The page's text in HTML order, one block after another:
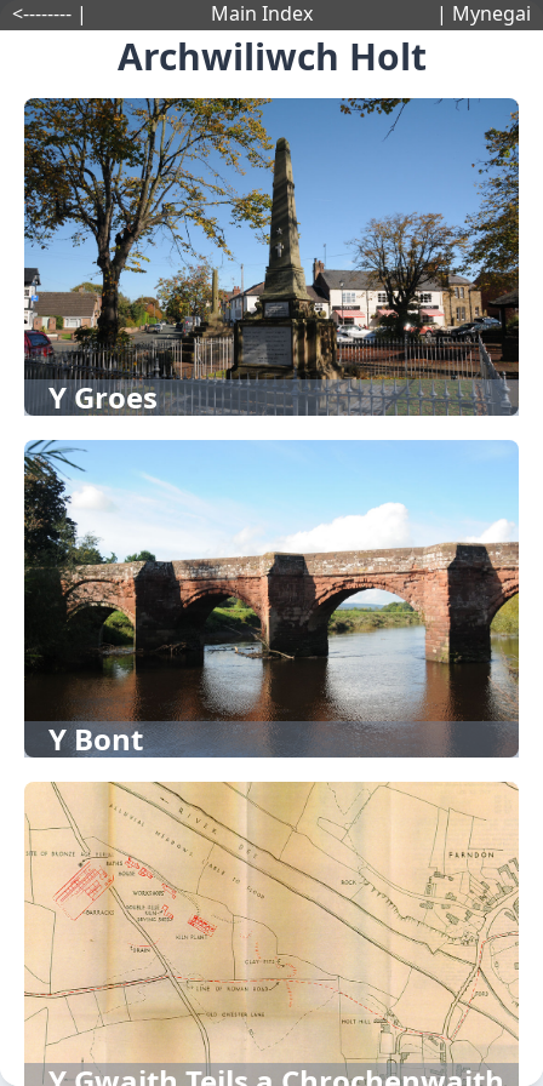
Archwiliwch Holt
Y Groes
Y Bont
<-------- | Main Index | Mynegai